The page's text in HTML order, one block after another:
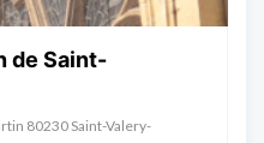
de Saint-
80230 Saint-Valery-